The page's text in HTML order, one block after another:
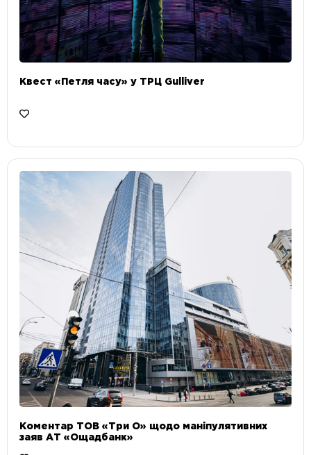
Квест «Петля часу» у ТРЦ Gulliver
Коментар ТОВ «Три О» щодо маніпулятивних
заяв АТ «Ощадбанк»